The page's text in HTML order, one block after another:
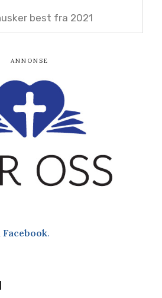
best fra 2021
Facebook.